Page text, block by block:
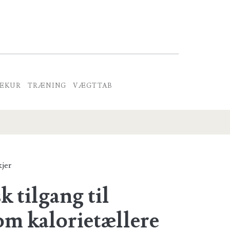
TRÆNING VÆGTTAB
tilgang til
kalorietællere